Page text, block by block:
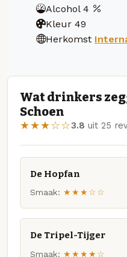
Alcohol 4
Kleur 49
Herkomst
Wat drinkers
Schoen
★★★☆☆3.8 uit 25
De Hopfan
Smaak: ★★★☆☆
De Tripel-Tijger
Smaak: ★★★★☆